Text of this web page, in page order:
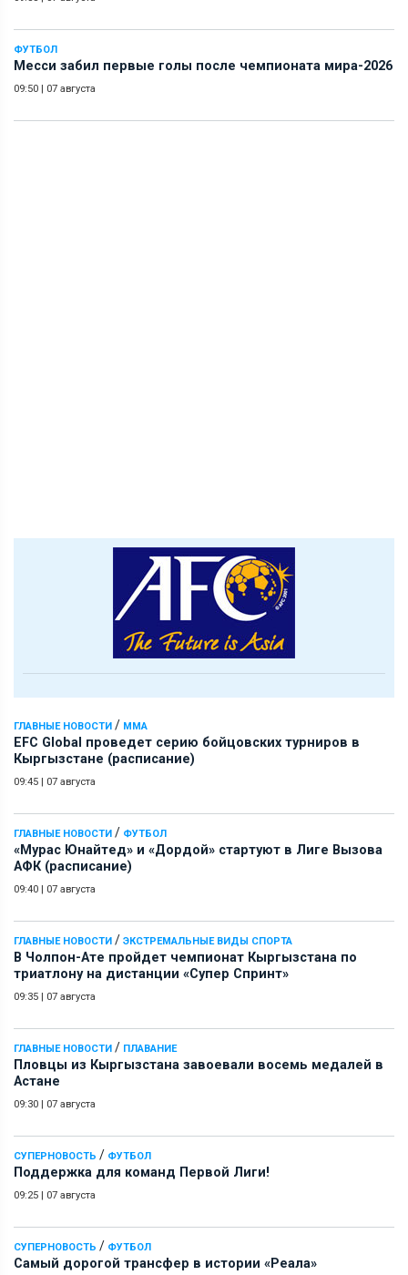
ФУТБОЛ
Месси забил первые голы после чемпионата мира-2026
09:50 | 07 августа
ГЛАВНЫЕ НОВОСТИ / ММА
EFC Global проведет серию бойцовских турниров в
Кыргызстане (расписание)
09:45 | 07 августа
ГЛАВНЫЕ НОВОСТИ / ФУТБОЛ
«Мурас Юнайтед» и «Дордой» стартуют в Лиге Вызова
АФК (расписание)
09:40 | 07 августа
ГЛАВНЫЕ НОВОСТИ / ЭКСТРЕМАЛЬНЫЕ ВИДЫ СПОРТА
В Чолпон-Ате пройдет чемпионат Кыргызстана по
триатлону на дистанции «Супер Спринт»
09:35 | 07 августа
ГЛАВНЫЕ НОВОСТИ / ПЛАВАНИЕ
Пловцы из Кыргызстана завоевали восемь медалей в
Астане
09:30 | 07 августа
СУПЕРНОВОСТЬ / ФУТБОЛ
Поддержка для команд Первой Лиги!
09:25 | 07 августа
СУПЕРНОВОСТЬ / ФУТБОЛ
Самый дорогой трансфер в истории «Реала»